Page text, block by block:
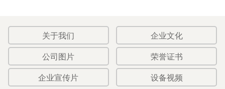
关于我们 企业文化
公司图片 荣誉证书
企业宣传片 设备视频